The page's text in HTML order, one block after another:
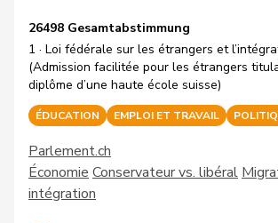
26498 Gesamtabstimmung
1 · Loi fédérale sur les étrangers et
(Admission facilitée pour les étrangers
diplôme d’une haute école suisse)
ÉDUCATION EMPLOI ET TRAVAIL
Parlement.ch
Économie Conservateur vs. libéral
intégration